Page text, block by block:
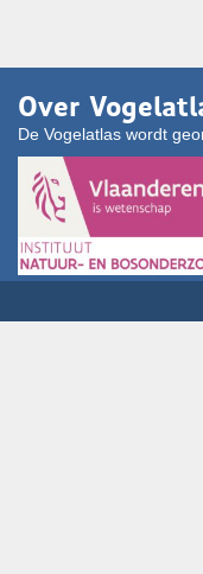
Over
De Vogelatlas wordt